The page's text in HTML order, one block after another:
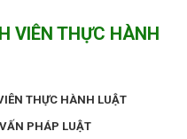
VIÊN THỰC HÀNH
THỰC HÀNH LUẬT
PHÁP LUẬT